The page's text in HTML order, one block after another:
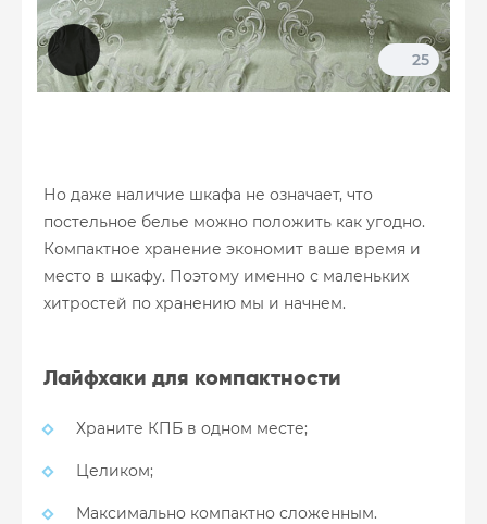
25
Но даже наличие шкафа не означает, что
постельное белье можно положить как угодно.
Компактное хранение экономит ваше время и
место в шкафу. Поэтому именно с маленьких
хитростей по хранению мы и начнем.
Лайфхаки для компактности
Храните КПБ в одном месте;
Целиком;
Максимально компактно сложенным.